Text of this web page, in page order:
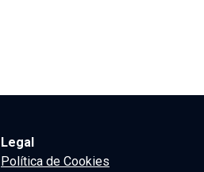
Legal
Política de Cookies